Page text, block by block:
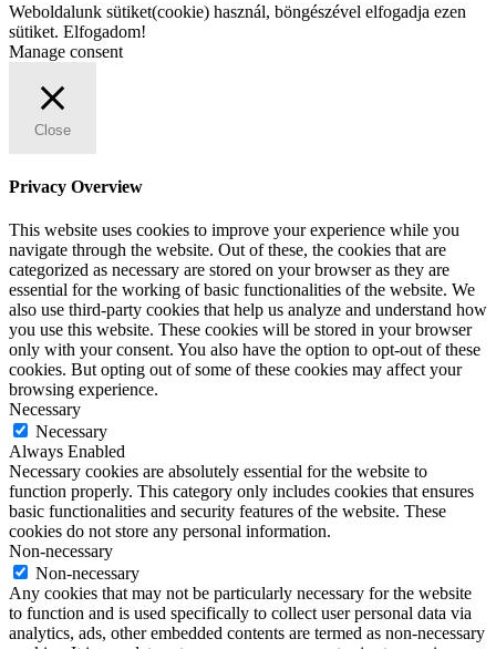
Weboldalunk sütiket(cookie) használ, böngészével elfogadja ezen
sütiket. Elfogadom!
Manage consent
Close
Privacy Overview
This website uses cookies to improve your experience while you
navigate through the website. Out of these, the cookies that are
categorized as necessary are stored on your browser as they are
essential for the working of basic functionalities of the website. We
also use third-party cookies that help us analyze and understand how
you use this website. These cookies will be stored in your browser
only with your consent. You also have the option to opt-out of these
cookies. But opting out of some of these cookies may affect your
browsing experience.
Necessary
Necessary
Always Enabled
Necessary cookies are absolutely essential for the website to
function properly. This category only includes cookies that ensures
basic functionalities and security features of the website. These
cookies do not store any personal information.
Non-necessary
Non-necessary
Any cookies that may not be particularly necessary for the website
to function and is used specifically to collect user personal data via
analytics, ads, other embedded contents are termed as non-necessary